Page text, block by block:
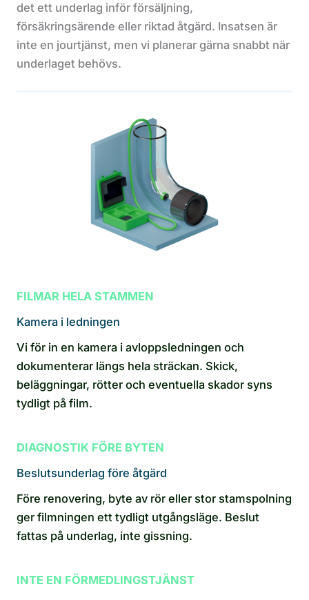
det ett underlag inför försäljning,
försäkringsärende eller riktad åtgärd. Insatsen är
inte en jourtjänst, men vi planerar gärna snabbt när
underlaget behövs.
FILMAR HELA STAMMEN
Kamera i ledningen
Vi för in en kamera i avloppsledningen och
dokumenterar längs hela sträckan. Skick,
beläggningar, rötter och eventuella skador syns
tydligt på film.
DIAGNOSTIK FÖRE BYTEN
Beslutsunderlag före åtgärd
Före renovering, byte av rör eller stor stamspolning
ger filmningen ett tydligt utgångsläge. Beslut
fattas på underlag, inte gissning.
INTE EN FÖRMEDLINGSTJÄNST